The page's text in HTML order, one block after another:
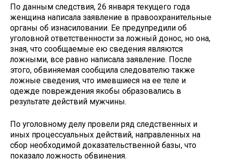
По данным следствия, 26 января текущего года
женщина написала заявление в правоохранительные
органы об изнасиловании. Ее предупредили об
уголовной ответственности за ложный донос, но она,
зная, что сообщаемые ею сведения являются
ложными, все равно написала заявление. После
этого, обвиняемая сообщила следователю также
ложные сведения, что имевшиеся на ее теле и
одежде повреждения якобы образовались в
результате действий мужчины.
По уголовному делу провели ряд следственных и
иных процессуальных действий, направленных на
сбор необходимой доказательственной базы, что
показало ложность обвинения.